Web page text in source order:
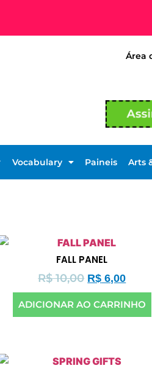
Área
Vocabulary Paineis Arts
FALL PANEL
R$10,00 R$ 6,00
ADICIONAR AO CARRINHO